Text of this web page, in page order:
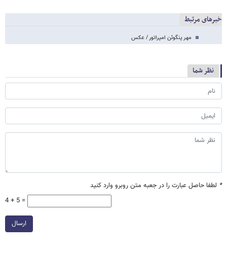
خبرهای مرتبط
مهر پنگوئن امپراتور / عکس
نظر شما
* لطفا حاصل عبارت را در جعبه متن روبرو وارد کنید
4 + 5 =
ارسال